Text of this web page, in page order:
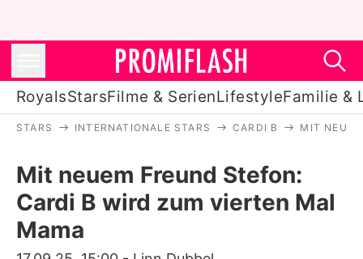
RoyalsStarsFilme & SerienLifestyleFamilie &
Stars
Filme & Serien
Lifestyle
STARS INTERNATIONALE STARS CARDI B MIT
Mit neuem Freund Stefon:
Cardi B wird zum vierten Mal
Mama